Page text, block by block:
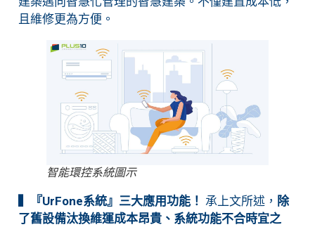
且維修更為方便。
智能環控系統圖示
▍『UrFone系統』三大應用功能！ 承上文所述， 除
了舊設備汰換維運成本昂貴、系統功能不合時宜之